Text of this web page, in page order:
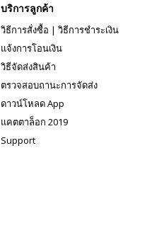
บริการลูกค้า
วิธีการสั่งซื้อ | วิธีการชำระเงิน
แจ้งการโอนเงิน
วิธีจัดส่งสินค้า
ตรวจสอบถานะการจัดส่ง
ดาวน์โหลด App
แคตตาล็อก 2019
Support